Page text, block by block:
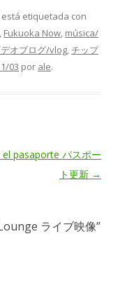
etiquetada con
, Fukuoka Now, música/
オブログ/vlog,チップ
03 por ale.
el pasaporte パスポー
ト更新 →
ライブ映像”